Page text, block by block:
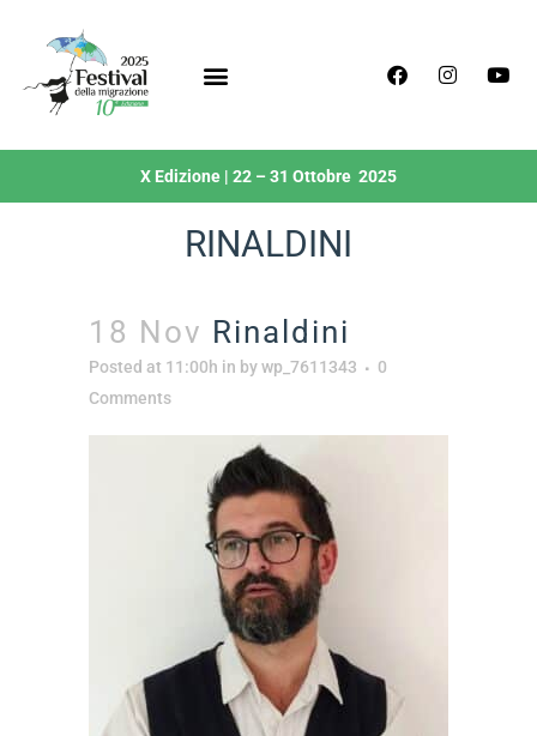
X Edizione | 22 – 31 Ottobre 2025
RINALDINI
18 Nov Rinaldini
Posted at 11:00h in bywp_7611343
0
Comments